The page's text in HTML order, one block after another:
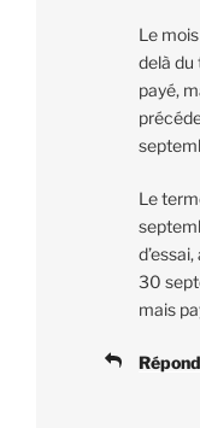
Le
delà du
payé,
Le
30
mais